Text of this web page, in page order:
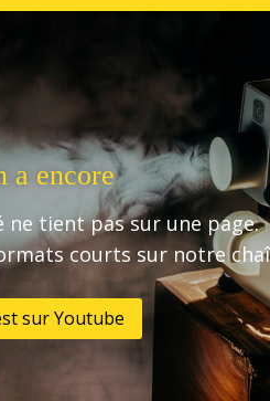
a encore
ne tient pas sur une page.
courts sur notre
sur Youtube